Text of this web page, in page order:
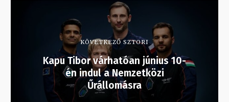
KÖVETKEZŐ SZTORI
Kapu Tibor várhatóan június 10-
én indul a Nemzetközi
Űrállomásra